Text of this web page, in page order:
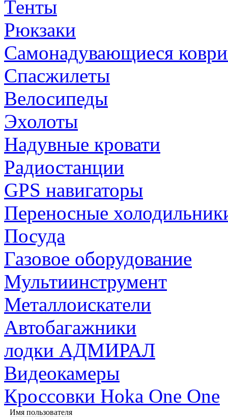
Тенты
Рюкзаки
Самонадувающиеся
Спасжилеты
Велосипеды
Эхолоты
Надувные кровати
Радиостанции
GPS навигаторы
Переносные
Посуда
Газовое оборудование
Мультиинструмент
Металлоискатели
Автобагажники
лодки АДМИРАЛ
Видеокамеры
Кроссовки Hoka One One
Имя пользователя